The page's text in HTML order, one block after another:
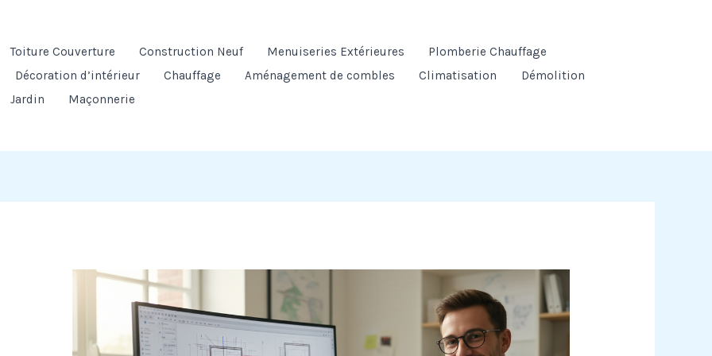
Toiture Couverture Construction Neuf Menuiseries Extérieures
Plomberie Chauffage
Décoration d’intérieur Chauffage Aménagement de combles Climatisation
Démolition
Jardin Maçonnerie